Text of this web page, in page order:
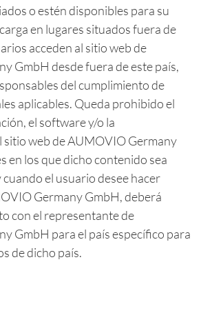
o estén disponibles para su
en lugares situados fuera de
acceden al sitio web de
GmbH desde fuera de este país,
del cumplimiento de
aplicables. Queda prohibido el
el software y/o la
web de AUMOVIO Germany
en los que dicho contenido sea
cuando el usuario desee hacer
Germany GmbH, deberá
con el representante de
GmbH para el país específico para
de dicho país.